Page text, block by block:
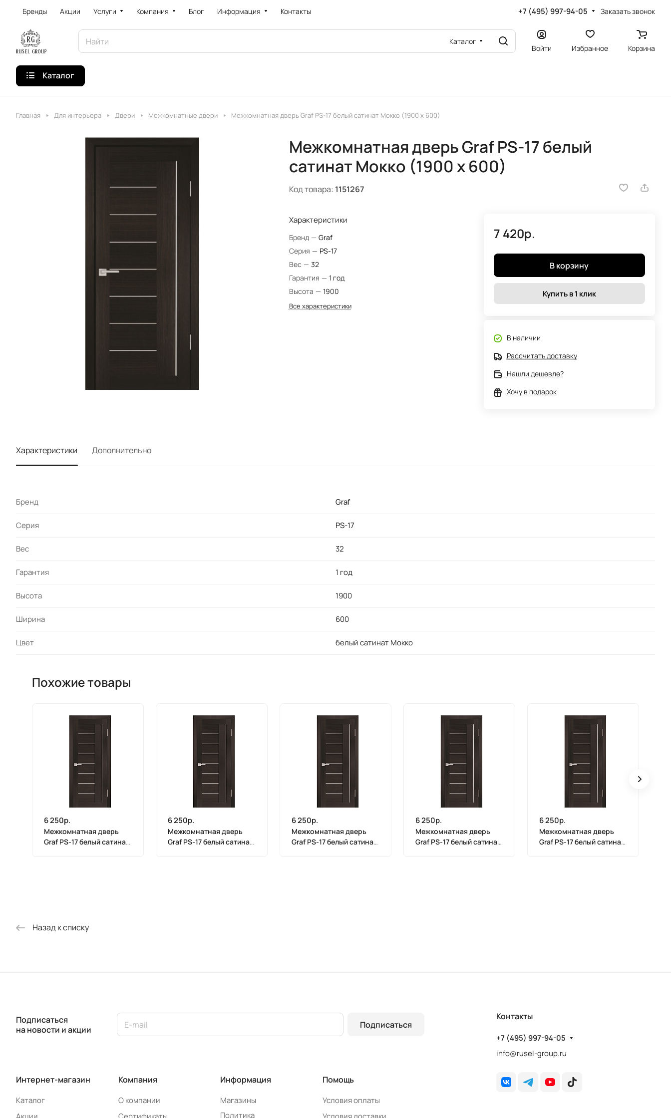
Бренды Акции Услуги Компания Блог Информация Контакты +7 (495) 997-94-05 Заказать звонок
Каталог
Войти Избранное Корзина
Каталог
Главная Для интерьера Двери Межкомнатные двери Межкомнатная дверь Graf PS-17 белый сатинат Мокко (1900 х 600)
Межкомнатная дверь Graf PS-17 белый
сатинат Мокко (1900 х 600)
Код товара: 1151267
Характеристики
Бренд — Graf
Серия — PS-17
Вес — 32
Гарантия — 1 год
Высота — 1900
Все характеристики
7 420р.
В корзину
Купить в 1 клик
В наличии
Рассчитать доставку
Нашли дешевле?
Хочу в подарок
Характеристики Дополнительно
Бренд Graf
Серия PS-17
Вес 32
Гарантия 1 год
Высота 1900
Ширина 600
Цвет белый сатинат Мокко
Похожие товары
6 250р.
Межкомнатная дверь
Graf PS-17 белый сатинат
6 250р.
Межкомнатная дверь
Graf PS-17 белый сатинат
6 250р.
Межкомнатная дверь
Graf PS-17 белый сатинат
6 250р.
Межкомнатная дверь
Graf PS-17 белый сатинат
6 250р.
Межкомнатная дверь
Graf PS-17 белый сатинат
Назад к списку
Подписаться
на новости и акции
Подписаться
Интернет-магазин
Каталог
Компания
О компании
Информация
Магазины
Политика
Помощь
Условия оплаты
Контакты
+7 (495) 997-94-05
info@rusel-group.ru